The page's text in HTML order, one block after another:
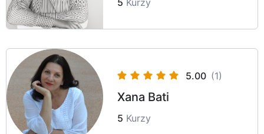
5.00 (1)
Xana Bati
5 Kurzy